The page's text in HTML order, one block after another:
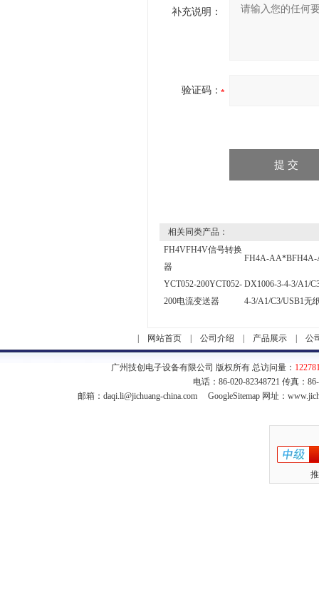
补充说明：
验证码：
相关同类产品：
FH4VFH4V信号转换
器
FH4A-
YCT052-200YCT052-
200电流变送器
DX1006-3-4-3/A1/
4-3/A1/C3/USB1无
网站首页 公司介绍 产品展示 公
广州技创电子设备有限公司 版权所有 总访问量：
电话：86-020-82348721 传真：
邮箱： daqi.li@jichuang-china.com GoogleSitemap网址：